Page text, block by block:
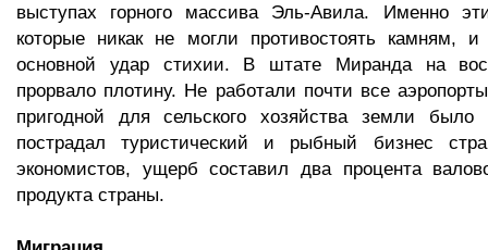
выступах горного массива Эль-Авила. Именно
которые никак не могли противостоять камням,
основной удар стихии. В штате Миранда на
прорвало плотину. Не работали почти все
пригодной для сельского хозяйства земли было
пострадал туристический и рыбный бизнес
экономистов, ущерб составил два процента
продукта страны.